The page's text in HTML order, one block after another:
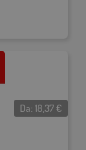
Da:18,37€